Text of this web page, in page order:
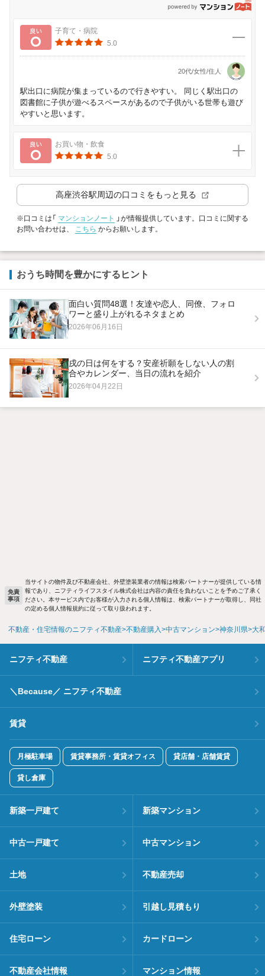
良い
子育て・病院
5.0
20代/女性/住人
駅出口に病院が集まっているので行きやすい。 同じく駅出口の
図書館に子供が遊べるスペースがあるので子供がいる世帯も遊び
やすいと思います。
良い
お買い物・飲食
5.0
高座渋谷駅周辺の口コミをもっと見る
※口コミは「 マンションノート
」が情報提供しています。口コミに関する
お問い合わせは、 こちら からお願いします。
おうち時間を豊かにするヒント
面白い質問48選！友達や恋人、同僚、フォロ
ワーと盛り上がれるネタまとめ
2026年06月16日
戌の日は何をする？安産祈願をしない人の割
合やカレンダー、当日の流れを紹介
2026年04月22日
免責
事項
当サイトの物件及び不動産会社、外壁塗装業者の情報は検索パートナーが提供している情
報であり、ニフティライフスタイル株式会社は内容の責任を負わないことを予めご了承く
ださい。本サービス内でお客様が入力される個人情報は、検索パートナーが取得し、同社
の定める個人情報規約に従って取り扱われます。
不動産・住宅情報のニフティ不動産 不動産購入 中古マンション 神奈川県 大
ニフティ不動産 ニフティ不動産アプリ
＼Because／ ニフティ不動産
賃貸
月極駐車場 賃貸事務所・賃貸オフィス 貸店舗・店舗賃貸
貸し倉庫
新築一戸建て 新築マンション
中古一戸建て 中古マンション
土地 不動産売却
外壁塗装 引越し見積もり
住宅ローン カードローン
不動産会社情報 マンション情報